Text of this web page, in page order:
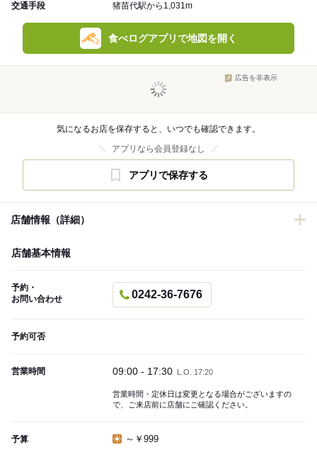
交通手段 猪苗代駅から1,031m
食べログアプリで地図を開く
広告を非表示
気になるお店を保存すると、いつでも確認できます。
アプリなら会員登録なし
アプリで保存する
店舗情報（詳細）
店舗基本情報
予約・
お問い合わせ
0242-36-7676
予約可否
営業時間 09:00 - 17:30 L.O. 17:20
営業時間・定休日は変更となる場合がございますの
で、ご来店前に店舗にご確認ください。
予算 ～￥999